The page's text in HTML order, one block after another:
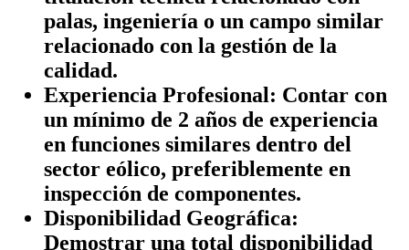
palas, ingeniería o un campo similar
relacionado con la gestión de la
calidad.
Experiencia Profesional: Contar con
un mínimo de 2 años de experiencia
en funciones similares dentro del
sector eólico, preferiblemente en
inspección de componentes.
Disponibilidad Geográfica:
Demostrar una total disponibilidad